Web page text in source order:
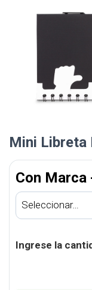
Mini Libreta
Con Marca
Ingrese la